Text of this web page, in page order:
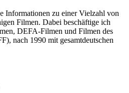
Informationen zu einer Vielzahl von
Filmen. Dabei beschäftige ich
DEFA-Filmen und Filmen des
nach 1990 mit gesamtdeutschen